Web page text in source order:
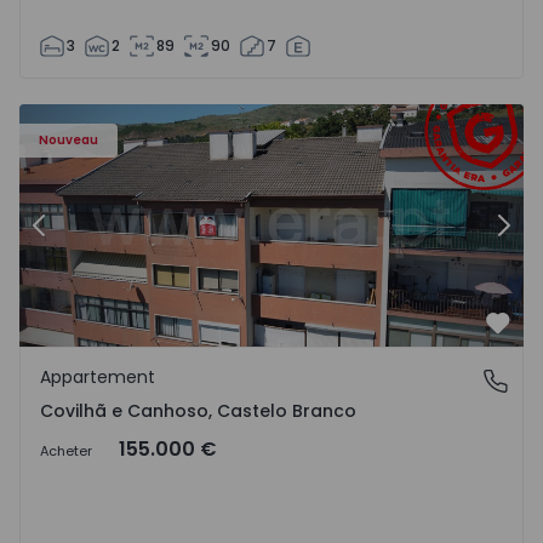
3 2 89 90 7
Nouveau
- 18
Appartement T2 Covilhã, Covilhã e Canhoso - 1497806 -
Précédent
Covilhã e Canhoso, Castelo Branco
Appartement
Covilhã e Canhoso, Castelo Branco
Acheter 155.000 €